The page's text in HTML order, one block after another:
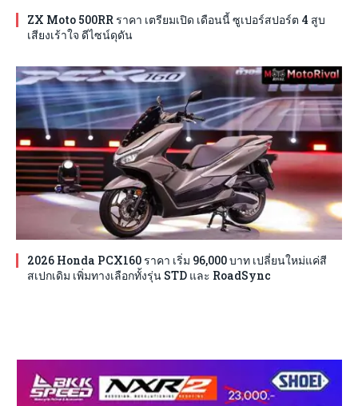
ZX Moto 500RR ราคา เตรียมเปิด เดือนนี้ ซูเปอร์สปอร์ต 4 สูบ
เสียงเร้าใจ ดีไซน์ดุดัน
2026 Honda PCX160 ราคา เริ่ม 96,000 บาท เปลี่ยนใหม่แค่สี
สเปกเดิม เพิ่มทางเลือกทั้งรุ่น STD และ RoadSync